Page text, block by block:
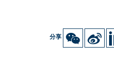
分享